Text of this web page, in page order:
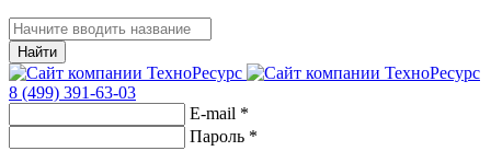
Найти
8 (499) 391-63-03
E-mail *
Пароль *